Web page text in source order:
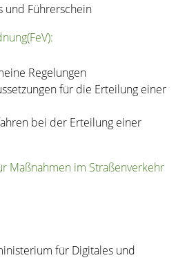
und Führerschein
Regelungen
für die Erteilung einer
bei der Erteilung einer
Maßnahmen im Straßenverkehr
für Digitales und